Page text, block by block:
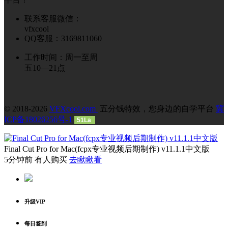
联系客服微信：
vfxcool
QQ客服：3169811060
工作时间：周一至周
五10—21点
© 2018-2026 VFXcool.com 五分钱特效，您身边的自学平台 冀
ICP备18026256号-1
51La
Final Cut Pro for Mac(fcpx专业视频后期制作) v11.1.1中文版
5分钟前 有人购买 去瞅瞅看
升级VIP
每日签到